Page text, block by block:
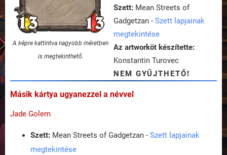
A képre kattintva nagyobb méretben
is megtekinthető.
Szett: Mean Streets of
Gadgetzan - Szett lapjainak
megtekintése
Az artworköt készítette:
Konstantin Turovec
NEM GYŰJTHETŐ!
Másik kártya ugyanezzel a névvel
Jade Golem
Szett: Mean Streets of Gadgetzan - Szett lapjainak
megtekintése